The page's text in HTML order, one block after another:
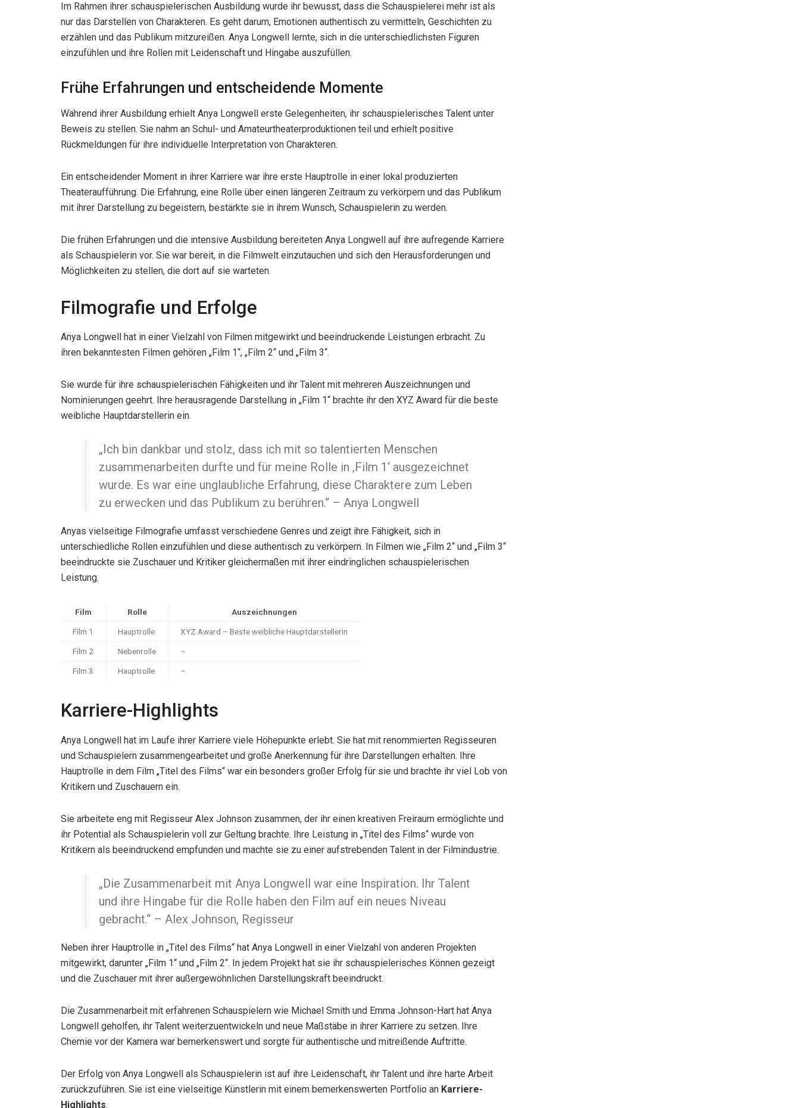
Im Rahmen ihrer schauspielerischen Ausbildung wurde ihr bewusst, dass die Schauspielerei mehr ist als
nur das Darstellen von Charakteren. Es geht darum, Emotionen authentisch zu vermitteln, Geschichten zu
erzählen und das Publikum mitzureißen. Anya Longwell lernte, sich in die unterschiedlichsten Figuren
einzufühlen und ihre Rollen mit Leidenschaft und Hingabe auszufüllen.
Frühe Erfahrungen und entscheidende Momente
Während ihrer Ausbildung erhielt Anya Longwell erste Gelegenheiten, ihr schauspielerisches Talent unter
Beweis zu stellen. Sie nahm an Schul- und Amateurtheaterproduktionen teil und erhielt positive
Rückmeldungen für ihre individuelle Interpretation von Charakteren.
Ein entscheidender Moment in ihrer Karriere war ihre erste Hauptrolle in einer lokal produzierten
Theateraufführung. Die Erfahrung, eine Rolle über einen längeren Zeitraum zu verkörpern und das Publikum
mit ihrer Darstellung zu begeistern, bestärkte sie in ihrem Wunsch, Schauspielerin zu werden.
Die frühen Erfahrungen und die intensive Ausbildung bereiteten Anya Longwell auf ihre aufregende Karriere
als Schauspielerin vor. Sie war bereit, in die Filmwelt einzutauchen und sich den Herausforderungen und
Möglichkeiten zu stellen, die dort auf sie warteten.
Filmografie und Erfolge
Anya Longwell hat in einer Vielzahl von Filmen mitgewirkt und beeindruckende Leistungen erbracht. Zu
ihren bekanntesten Filmen gehören „Film 1“, „Film 2“ und „Film 3“.
Sie wurde für ihre schauspielerischen Fähigkeiten und ihr Talent mit mehreren Auszeichnungen und
Nominierungen geehrt. Ihre herausragende Darstellung in „Film 1“ brachte ihr den XYZ Award für die beste
weibliche Hauptdarstellerin ein.
„Ich bin dankbar und stolz, dass ich mit so talentierten Menschen
zusammenarbeiten durfte und für meine Rolle in ‚Film 1‘ ausgezeichnet
wurde. Es war eine unglaubliche Erfahrung, diese Charaktere zum Leben
zu erwecken und das Publikum zu berühren.“ – Anya Longwell
Anyas vielseitige Filmografie umfasst verschiedene Genres und zeigt ihre Fähigkeit, sich in
unterschiedliche Rollen einzufühlen und diese authentisch zu verkörpern. In Filmen wie „Film 2“ und „Film 3“
beeindruckte sie Zuschauer und Kritiker gleichermaßen mit ihrer eindringlichen schauspielerischen
Leistung.
Film Rolle Auszeichnungen
Film 1 Hauptrolle XYZ Award – Beste weibliche Hauptdarstellerin
Film 2 Nebenrolle –
Film 3 Hauptrolle –
Karriere-Highlights
Anya Longwell hat im Laufe ihrer Karriere viele Höhepunkte erlebt. Sie hat mit renommierten Regisseuren
und Schauspielern zusammengearbeitet und große Anerkennung für ihre Darstellungen erhalten. Ihre
Hauptrolle in dem Film „Titel des Films“ war ein besonders großer Erfolg für sie und brachte ihr viel Lob von
Kritikern und Zuschauern ein.
Sie arbeitete eng mit Regisseur Alex Johnson zusammen, der ihr einen kreativen Freiraum ermöglichte und
ihr Potential als Schauspielerin voll zur Geltung brachte. Ihre Leistung in „Titel des Films“ wurde von
Kritikern als beeindruckend empfunden und machte sie zu einer aufstrebenden Talent in der Filmindustrie.
„Die Zusammenarbeit mit Anya Longwell war eine Inspiration. Ihr Talent
und ihre Hingabe für die Rolle haben den Film auf ein neues Niveau
gebracht.“ – Alex Johnson, Regisseur
Neben ihrer Hauptrolle in „Titel des Films“ hat Anya Longwell in einer Vielzahl von anderen Projekten
mitgewirkt, darunter „Film 1“ und „Film 2“. In jedem Projekt hat sie ihr schauspielerisches Können gezeigt
und die Zuschauer mit ihrer außergewöhnlichen Darstellungskraft beeindruckt.
Die Zusammenarbeit mit erfahrenen Schauspielern wie Michael Smith und Emma Johnson-Hart hat Anya
Longwell geholfen, ihr Talent weiterzuentwickeln und neue Maßstäbe in ihrer Karriere zu setzen. Ihre
Chemie vor der Kamera war bemerkenswert und sorgte für authentische und mitreißende Auftritte.
Der Erfolg von Anya Longwell als Schauspielerin ist auf ihre Leidenschaft, ihr Talent und ihre harte Arbeit
zurückzuführen. Sie ist eine vielseitige Künstlerin mit einem bemerkenswerten Portfolio an Karriere-
Highlights.